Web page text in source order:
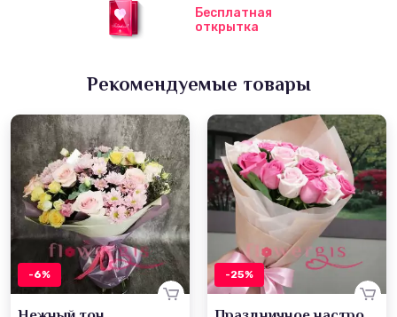
Бесплатная
открытка
Рекомендуемые товары
-6% -25%